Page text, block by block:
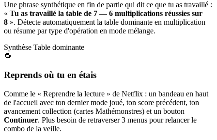
Une phrase synthétique en fin de partie qui dit ce que tu as travaillé :
« Tu as travaillé la table de 7 — 6 multiplications réussies sur
8 ». Détecte automatiquement la table dominante en multiplication
ou résume par type d'opération en mode mélange.
Synthèse Table dominante
🔁
Reprends où tu en étais
Comme le « Reprendre la lecture » de Netflix : un bandeau en haut
de l'accueil avec ton dernier mode joué, ton score précédent, ton
avancement collection (cartes Mathémonstres) et un bouton
Continuer. Plus besoin de retraverser 3 menus pour relancer le
combo de la veille.